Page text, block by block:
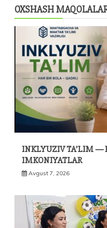
OXSHASH
INKLYUZIV TA’LIM —
IMKONIYATLAR
Avgust 7, 2026